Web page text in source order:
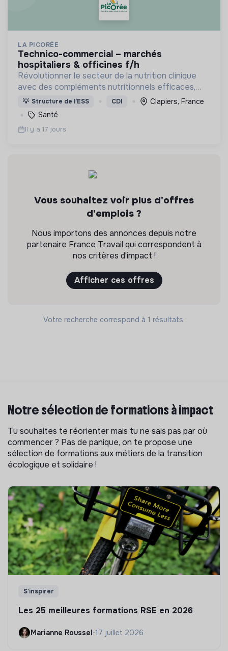
LA PICORÉE
technico-commercial – marchés
hospitaliers & officines f/h
Révolutionner le secteur de la nutrition clinique
avec des compléments nutritionnels efficaces,
gourmands et naturels !
💡 Structure de l’ESS CDI
Clapiers, France
Santé
Il y a 17 jours
Vous souhaitez voir plus d'offres
d'emplois ?
Nous importons des annonces depuis notre
partenaire France Travail qui correspondent à
nos critères d'impact !
Afficher ces offres
Votre recherche correspond à 1 résultats.
Notre sélection de formations à impact
Tu souhaites te réorienter mais tu ne sais pas par où
commencer ? Pas de panique, on te propose une
sélection de formations aux métiers de la transition
écologique et solidaire !
S'inspirer
Les 25 meilleures formations RSE en 2026
Marianne Roussel•17 juillet 2026